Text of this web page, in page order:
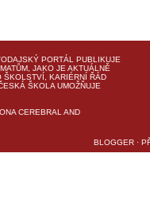
PORTÁL PUBLIKUJE
JAKO JE AKTUÁLNĚ
ŠKOLSTVÍ, KARIÉRNÍ ŘÁD
ŠKOLA UMOŽŇUJE
CEREBRAL AND
BLOGGER ·